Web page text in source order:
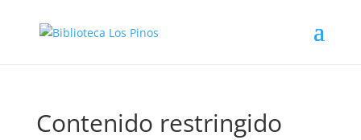
Contenido restringido